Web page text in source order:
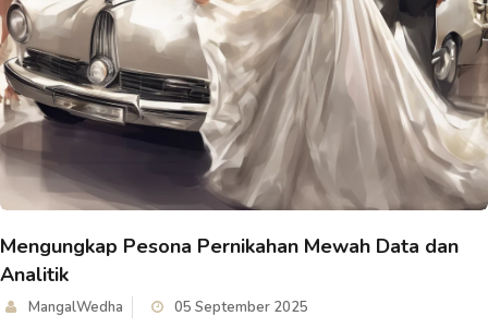
Mengungkap Pesona Pernikahan Mewah Data dan
Analitik
MangalWedha 05 September 2025